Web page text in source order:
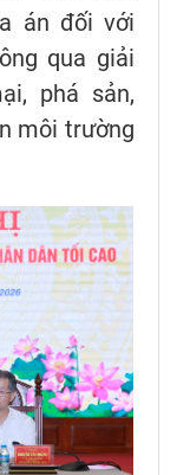
án đối với
qua giải
phá sản,
môi trường